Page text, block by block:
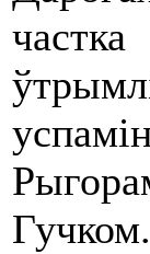
Гучком.